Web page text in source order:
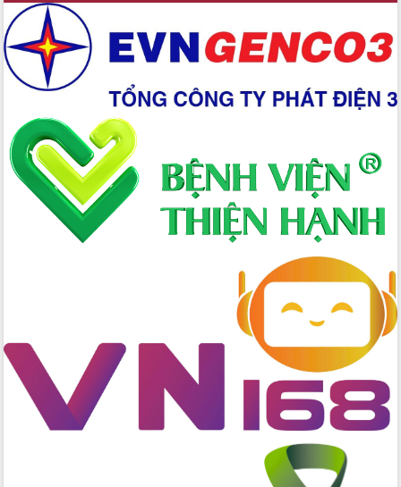
đấu có 77% xã đạt chuẩn nông thôn
mới
Chuyển đổi số 'mở đường' cho nông
nghiệp Đắk Lắk tăng trưởng bứt phá
Triển khai đồng bộ đo đạc, lập hồ sơ
địa chính, hoàn thiện cơ sở dữ liệu đất
đai
Ứng dụng sinh trắc học - Bước tiến
trong hành trình chuyển đổi số tại Đắk
Lắk
Đắk Lắk nâng cao hiệu quả công tác
Đảng từ Sổ tay đảng viên điện tử
Đắk Lắk đẩy mạnh nuôi biển công
Đắk Lắk phát động hưởng ứng Ngày
Quyền của người tiêu dùng Việt Nam
2026
Đẩy mạnh cải cách hành chính, quyết
tâm đạt được mục tiêu tăng trưởng